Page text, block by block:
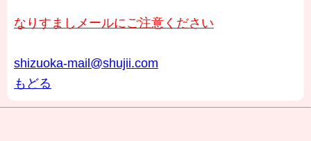
なりすましメールにご注意ください
shizuoka-mail@shujii.com
もどる